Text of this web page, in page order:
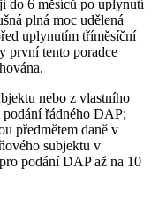
do 6 měsíců po uplynutí
plná moc udělená
uplynutím tříměsíční
první tento poradce
nebo z vlastního
řádného DAP;
předmětem daně v
subjektu v
podání DAP až na 10